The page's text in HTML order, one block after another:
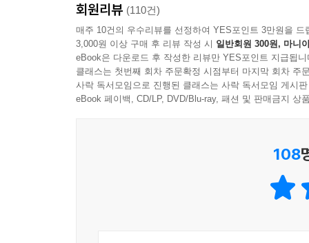
책입니다.
따라 그리면 창의력이 발달하지 않을까 봐 걱정된
표현력과 자신감이 생기면 창의력은 저절로 발달해
그림에 자신이 없어서 시작조차 망설이는 아이
또 따라 그린다고 해서 진짜 똑같이 따라 그릴
그리다보면 표현력과 자신감이 생기고, 점점 자
회원리뷰 (110건)
매주 10건의 우수리뷰를 선정하여 YES포인트 3만원을 드
3,000원 이상 구매 후 리뷰 작성 시 일반회원 300원, 마니
eBook은 다운로드 후 작성한 리뷰만 YES포인트 지급됩니
클래스는 첫번째 회차 주문확정 시점부터 마지막 회차 주
사락 독서모임으로 진행된 클래스는 사락 독서모임 게시
eBook 페이백, CD/LP, DVD/Blu-ray, 패션 및 판매금지 상
108